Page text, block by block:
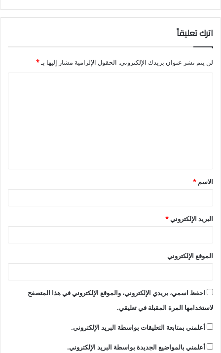
اترك تعليقاً
لن يتم نشر عنوان بريدك الإلكتروني. الحقول الإلزامية مشار إليها بـ*
ق
*
الاسم *
البريد الإلكتروني*
الموقع الإلكتروني
احفظ اسمي، بريدي الإلكتروني، والموقع الإلكتروني في هذا المتصفح
لاستخدامها المرة المقبلة في تعليقي.
أعلمني بمتابعة التعليقات بواسطة البريد الإلكتروني.
أعلمني بالمواضيع الجديدة بواسطة البريد الإلكتروني.